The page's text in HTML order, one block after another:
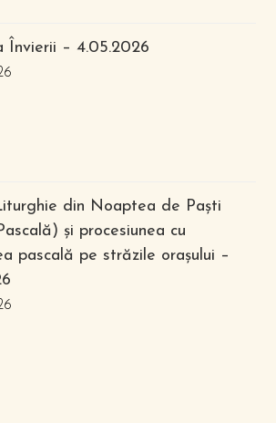
Învierii – 4.05.2026
din Noaptea de Paști
și procesiunea cu
pascală pe străzile orașului –